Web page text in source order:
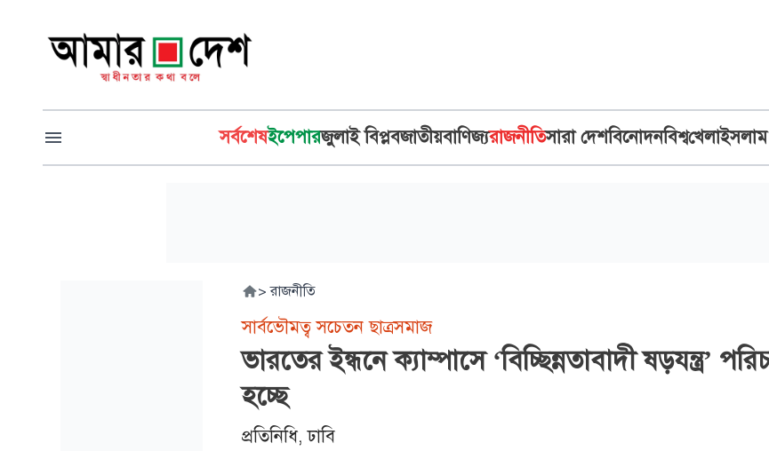
সর্বশেষইপেপারজুলাই বিপ্লবজাতীয়বাণিজ্যরাজনীতিসারা দেশবিনোদনবিশ্বখেলা
> রাজনীতি
সার্বভৌমত্ব সচেতন ছাত্রসমাজ
ভারতের ইন্ধনে ক্যাম্পাসে ‘বিচ্ছিন্নতাবাদী ষড়যন্ত্র’
হচ্ছে
প্রতিনিধি, ঢাবি